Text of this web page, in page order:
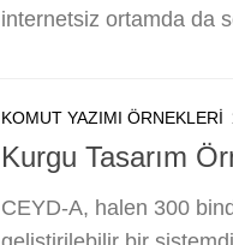
internetsiz ortamda da
KOMUT YAZIMI ÖRNEKLERI
Kurgu Tasarım
CEYD-A, halen 300